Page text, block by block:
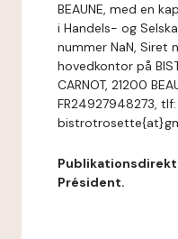
BEAUNE, med en
i Handels- og
nummer NaN, Siret
hovedkontor på
CARNOT, 21200
FR24927948273,
Président.